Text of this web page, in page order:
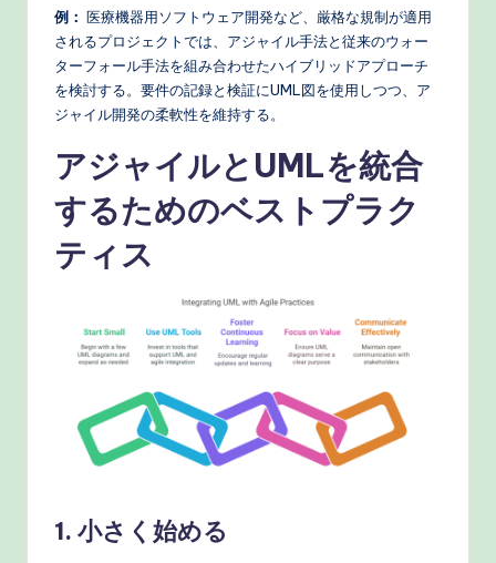
例： 医療機器用ソフトウェア開発など、厳格な規制が適用
されるプロジェクトでは、アジャイル手法と従来のウォー
ターフォール手法を組み合わせたハイブリッドアプローチ
を検討する。要件の記録と検証にUML図を使用しつつ、ア
ジャイル開発の柔軟性を維持する。
アジャイルとUMLを統合
するためのベストプラク
ティス
1. 小さく始める